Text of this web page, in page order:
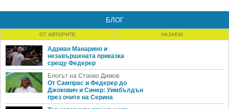
БЛОГ
ОТ АВТОРИТЕ НАЗАЕМ
Адриан Манарино и
незавършената приказка
срещу Федерер
Блогът на Станко Димов
От Сампрас и Федерер до
Джокович и Синер: Уимбълдън
през очите на Серина